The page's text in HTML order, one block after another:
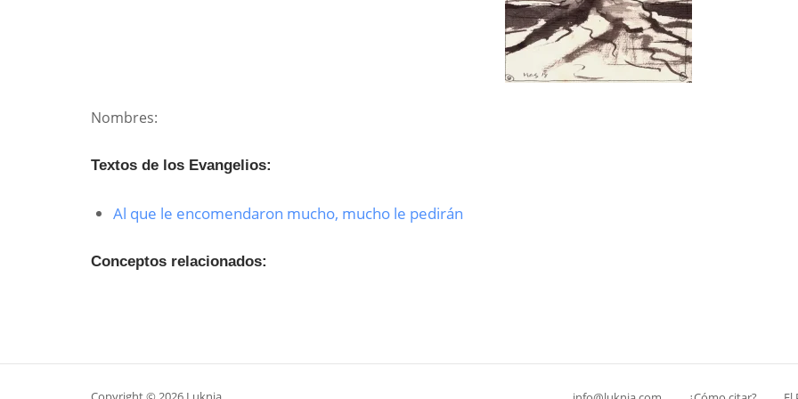
Nombres:
Textos de los Evangelios:
Al que le encomendaron mucho, mucho le pedirán
Conceptos relacionados: